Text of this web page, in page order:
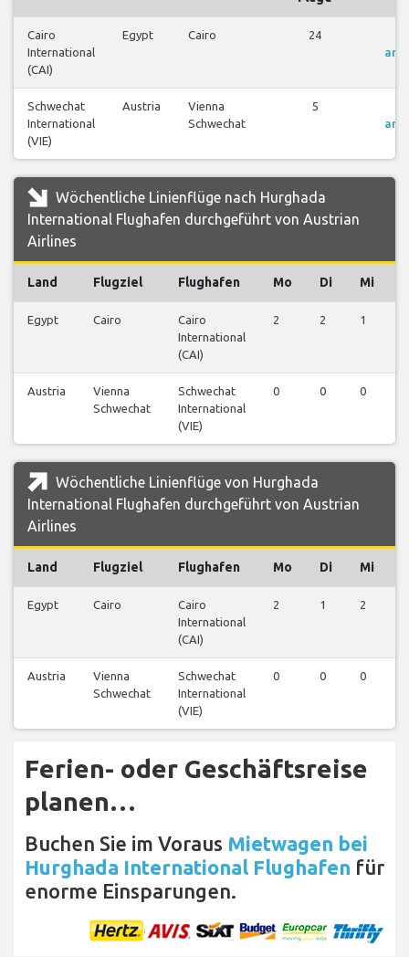
Cairo
International
(CAI)
Egypt Cairo 24
Schwechat
International
(VIE)
Austria
Vienna
Schwechat
5
Wöchentliche Linienflüge nach Hurghada
International Flughafen durchgeführt von Austrian
Airlines
Land Flugziel Flughafen Mo Di Mi
Egypt Cairo
Cairo
International
(CAI)
2 2 1
Austria
Vienna
Schwechat
Schwechat
International
(VIE)
0 0 0
Wöchentliche Linienflüge von Hurghada
International Flughafen durchgeführt von Austrian
Airlines
Land Flugziel Flughafen Mo Di Mi
Egypt Cairo
Cairo
International
(CAI)
2 1 2
Austria
Vienna
Schwechat
Schwechat
International
(VIE)
0 0 0
Ferien- oder Geschäftsreise
planen…
Buchen Sie im Voraus Mietwagen bei
Hurghada International Flughafen für
enorme Einsparungen.